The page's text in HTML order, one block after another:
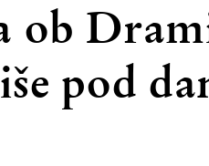
ob
pod